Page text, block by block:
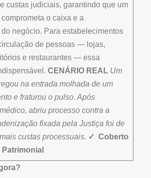
custas judiciais, garantindo que um
o caixa e a
negócio. Para estabelecimentos
de pessoas — lojas,
e restaurantes — essa
CENÁRIO REAL Um
na entrada molhada de um
e fraturou o pulso. Após
abriu processo contra a
fixada pela Justiça foi de
custas processuais. ✓ Coberto